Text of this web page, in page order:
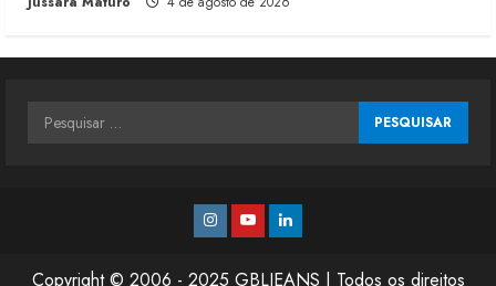
Pesquisar
Instagram
YoutubeLinkedin
Copyright © 2006 - 2025 GBLJEANS | Todos os direitos